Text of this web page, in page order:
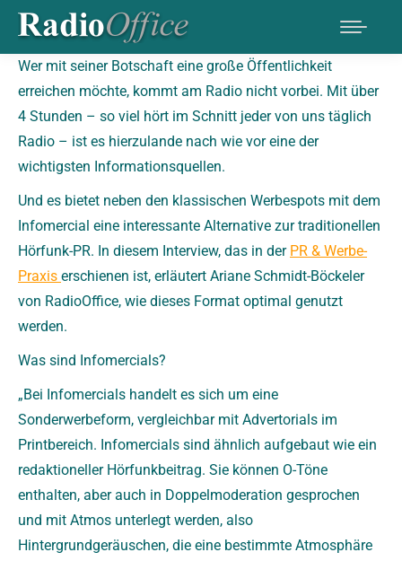
Wer mit seiner Botschaft eine große Öffentlichkeit
erreichen möchte, kommt am Radio nicht vorbei. Mit über
4 Stunden – so viel hört im Schnitt jeder von uns täglich
Radio – ist es hierzulande nach wie vor eine der
wichtigsten Informationsquellen.
Und es bietet neben den klassischen Werbespots mit dem
Infomercial eine interessante Alternative zur traditionellen
Hörfunk-PR. In diesem Interview, das in der PR & Werbe-
Praxis erschienen ist, erläutert Ariane Schmidt-Böckeler
von RadioOffice, wie dieses Format optimal genutzt
werden.
Was sind Infomercials?
„Bei Infomercials handelt es sich um eine
Sonderwerbeform, vergleichbar mit Advertorials im
Printbereich. Infomercials sind ähnlich aufgebaut wie ein
redaktioneller Hörfunkbeitrag. Sie können O-Töne
enthalten, aber auch in Doppelmoderation gesprochen
und mit Atmos unterlegt werden, also
Hintergrundgeräuschen, die eine bestimmte Atmosphäre